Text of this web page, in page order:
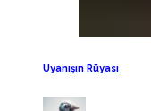
Uyanışın Rüyası